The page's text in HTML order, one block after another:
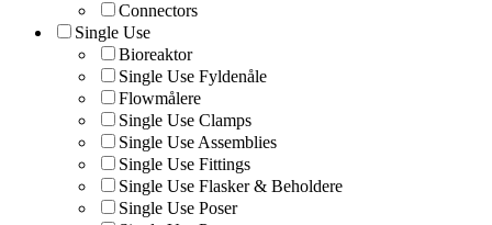
Connectors
Single Use
Bioreaktor
Single Use Fyldenåle
Flowmålere
Single Use Clamps
Single Use Assemblies
Single Use Fittings
Single Use Flasker & Beholdere
Single Use Poser